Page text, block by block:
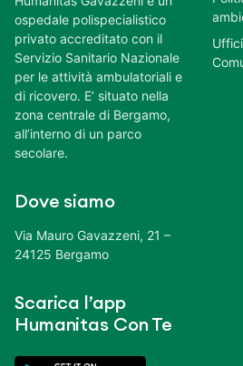
ospedale polispecialistico
privato accreditato con il
Servizio Sanitario Nazionale
per le attività ambulatoriali e
di ricovero. E’ situato nella
zona centrale di Bergamo,
all’interno di un parco
secolare.
Dove siamo
Via Mauro Gavazzeni, 21 –
24125 Bergamo
Scarica l’app
Humanitas Con Te